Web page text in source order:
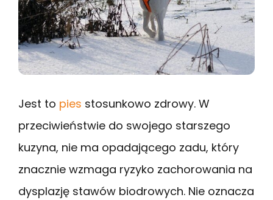
Jest to pies stosunkowo zdrowy. W
przeciwieństwie do swojego starszego
kuzyna, nie ma opadającego zadu, który
znacznie wzmaga ryzyko zachorowania na
dysplazję stawów biodrowych. Nie oznacza